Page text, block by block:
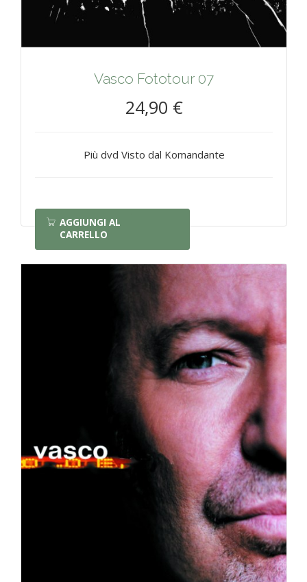
Vasco Fototour 07
24,90 €
Più dvd Visto dal Komandante
AGGIUNGI AL
CARRELLO